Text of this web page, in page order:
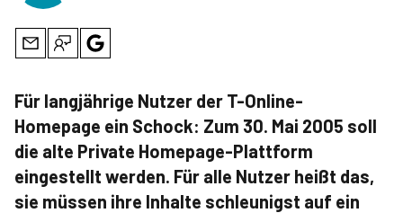
Für langjährige Nutzer der T-Online-
Homepage ein Schock: Zum 30. Mai 2005 soll
die alte Private Homepage-Plattform
eingestellt werden. Für alle Nutzer heißt das,
sie müssen ihre Inhalte schleunigst auf ein